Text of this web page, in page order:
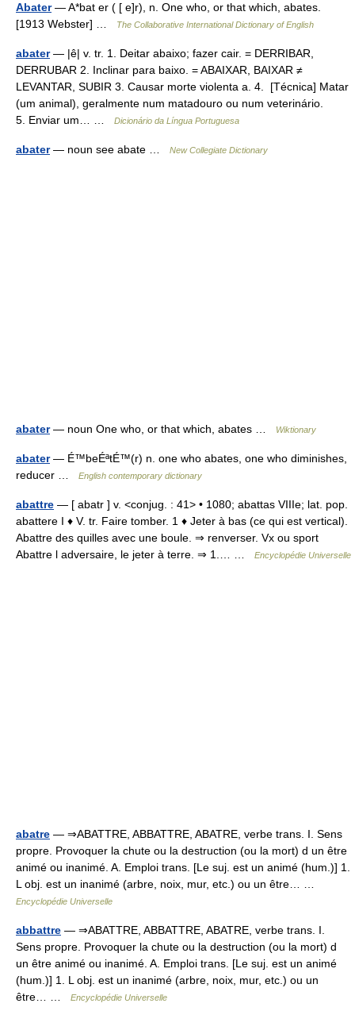
Abater— A*bat er ( [ e]r), n. One who, or that which, abates.
[1913 Webster] …
The Collaborative International Dictionary of English
abater— |ê| v. tr. 1. Deitar abaixo; fazer cair. = DERRIBAR,
DERRUBAR 2. Inclinar para baixo. = ABAIXAR, BAIXAR ≠
LEVANTAR, SUBIR 3. Causar morte violenta a. 4. [Técnica] Matar
(um animal), geralmente num matadouro ou num veterinário.
5. Enviar um… …
Dicionário da Língua Portuguesa
abater— noun see abate … New Collegiate Dictionary
abater— noun One who, or that which, abates … Wiktionary
abater— É™beÉªtÉ™(r) n. one who abates, one who diminishes,
reducer …
English contemporary dictionary
abattre — [ abatr ] v. <conjug. : 41> • 1080; abattas VIIIe; lat. pop.
abattere I ♦ V. tr. Faire tomber. 1 ♦ Jeter à bas (ce qui est vertical).
Abattre des quilles avec une boule. ⇒ renverser. Vx ou sport
Abattre l adversaire, le jeter à terre. ⇒ 1.… …
Encyclopédie Universelle
abatre — ⇒ABATTRE, ABBATTRE, ABATRE, verbe trans. I. Sens
propre. Provoquer la chute ou la destruction (ou la mort) d un être
animé ou inanimé. A. Emploi trans. [Le suj. est un animé (hum.)] 1.
L obj. est un inanimé (arbre, noix, mur, etc.) ou un être… …
Encyclopédie Universelle
abbattre — ⇒ABATTRE, ABBATTRE, ABATRE, verbe trans. I.
Sens propre. Provoquer la chute ou la destruction (ou la mort) d
un être animé ou inanimé. A. Emploi trans. [Le suj. est un animé
(hum.)] 1. L obj. est un inanimé (arbre, noix, mur, etc.) ou un
être… …
Encyclopédie Universelle